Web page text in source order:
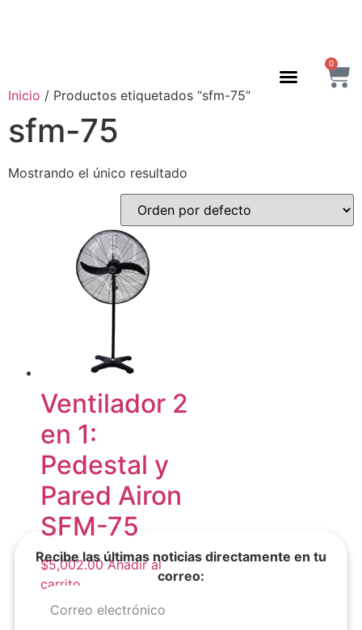
0
Inicio / Productos etiquetados “sfm-75”
sfm-75
Mostrando el único resultado
Ventilador 2
en 1:
Pedestal y
Pared Airon
SFM-75
$5,002.00 Añadir al
carrito
Recibe las últimas noticias directamente en tu
correo: